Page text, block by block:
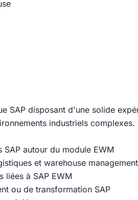
SAP disposant d'une solide
industriels complexes.
autour du module EWM
et warehouse management
liées à SAP EWM
ou de transformation SAP